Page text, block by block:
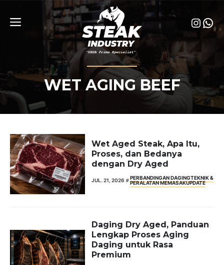
WET AGING BEEF
Wet Aged Steak, Apa Itu,
Proses, dan Bedanya
dengan Dry Aged
JUL. 21, 2026 PERBANDINGAN DAGINGTEKNIK &
PERALATAN MEMASAKUPDATE
Daging Dry Aged, Panduan
Lengkap Proses Aging
Daging untuk Rasa
Premium